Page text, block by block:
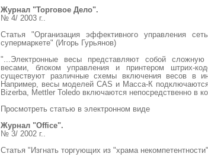
Журнал "Торговое Дело".
№ 4/ 2003 г..
Статья "Организация эффективного управления
супермаркете" (Игорь Гурьянов)
"...Электронные весы представляют собой сложную
весами, блоком управления и принтером штрих-
существуют различные схемы включения весов в
Например, весы моделей CAS и Масса-К
Bizerba, Mettler Toledo включаются непосредственно в
Просмотреть статью в электронном виде
Журнал "Office".
№ 3/ 2002 г..
Статья "Изгнать торгующих из "храма